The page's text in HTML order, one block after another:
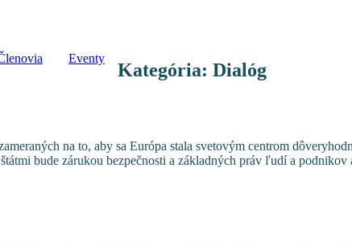
Eventy
Kategória: Dialóg
na to, aby sa Európa stala svetovým centrom
bude zárukou bezpečnosti a základných práv ľudí a